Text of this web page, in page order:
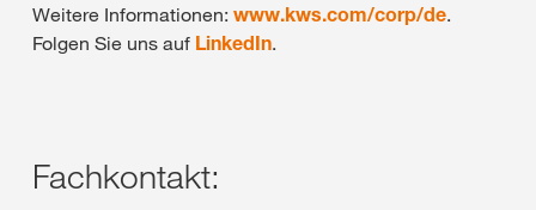
Weitere Informationen: www.kws.com/corp/de.
Folgen Sie uns auf LinkedIn.
Fachkontakt: